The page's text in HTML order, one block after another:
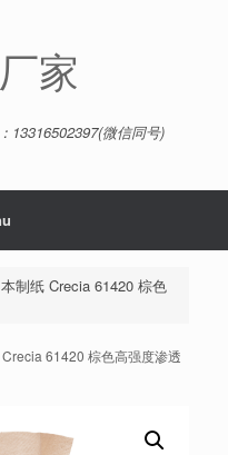
家
13316502397(微信同号)
制纸 Crecia 61420 棕色
61420 棕色高强度渗透